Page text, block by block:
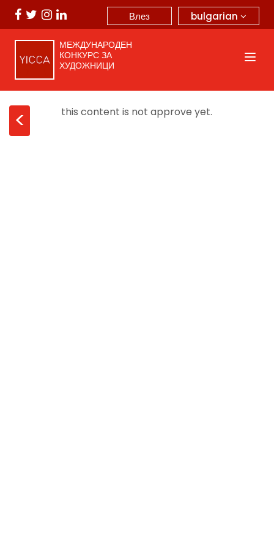
bulgarian
Влез
МЕЖДУНАРОДЕН
КОНКУРС ЗА
ХУДОЖНИЦИ
< this content is not approve yet.